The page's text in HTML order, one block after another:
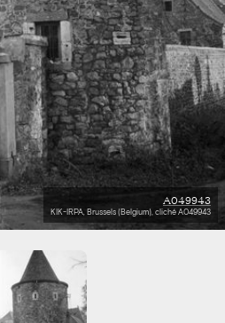
A049943
KIK-IRPA, Brussels (Belgium), cliché A049943